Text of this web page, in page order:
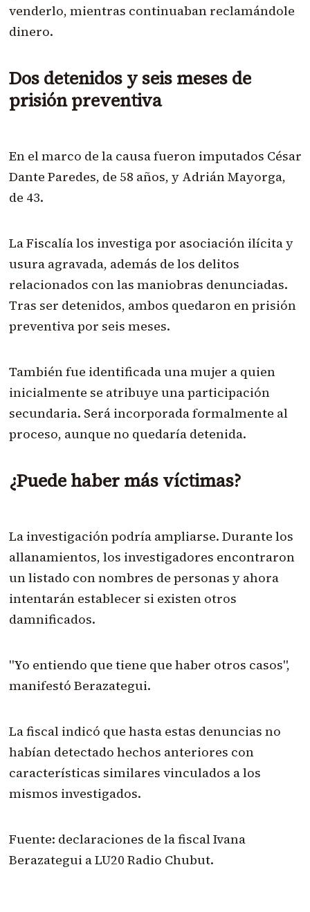
venderlo, mientras continuaban reclamándole
dinero.
Dos detenidos y seis meses de
prisión preventiva
En el marco de la causa fueron imputados César
Dante Paredes, de 58 años, y Adrián Mayorga,
de 43.
La Fiscalía los investiga por asociación ilícita y
usura agravada, además de los delitos
relacionados con las maniobras denunciadas.
Tras ser detenidos, ambos quedaron en prisión
preventiva por seis meses.
También fue identificada una mujer a quien
inicialmente se atribuye una participación
secundaria. Será incorporada formalmente al
proceso, aunque no quedaría detenida.
¿Puede haber más víctimas?
La investigación podría ampliarse. Durante los
allanamientos, los investigadores encontraron
un listado con nombres de personas y ahora
intentarán establecer si existen otros
damnificados.
"Yo entiendo que tiene que haber otros casos",
manifestó Berazategui.
La fiscal indicó que hasta estas denuncias no
habían detectado hechos anteriores con
características similares vinculados a los
mismos investigados.
Fuente: declaraciones de la fiscal Ivana
Berazategui a LU20 Radio Chubut.